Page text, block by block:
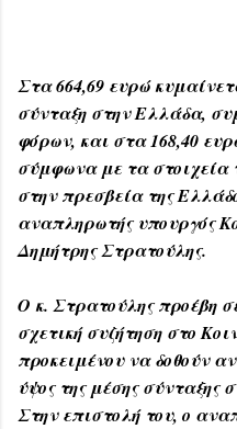
Στα 664,69 ευρώ
σύνταξη στην Ελλάδα,
φόρων, και στα 168,40
σύμφωνα με τα στοιχεία
στην πρεσβεία της
αναπληρωτής υπουργός
Δημήτρης Στρατούλης.
Ο κ. Στρατούλης προέβη
σχετική συζήτηση στο
προκειμένου να δοθούν
ύψος της μέσης σύνταξης
Στην επιστολή του, ο